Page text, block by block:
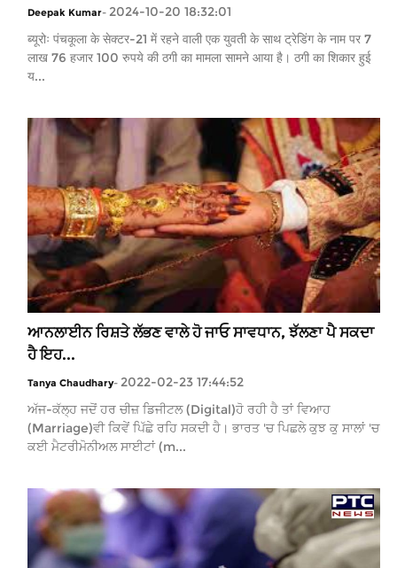
Deepak Kumar- 2024-10-20 18:32:01
ब्यूरोः पंचकूला के सेक्टर-21 में रहने वाली एक युवती के साथ ट्रेडिंग के नाम पर 7
लाख 76 हजार 100 रुपये की ठगी का मामला सामने आया है। ठगी का शिकार हुई
य...
ਆਨਲਾਈਨ ਰਿਸ਼ਤੇ ਲੱਭਣ ਵਾਲੇ ਹੋ ਜਾਓ ਸਾਵਧਾਨ, ਝੱਲਣਾ ਪੈ ਸਕਦਾ
ਹੈ ਇਹ...
Tanya Chaudhary- 2022-02-23 17:44:52
ਅੱਜ-ਕੱਲ੍ਹ ਜਦੋਂ ਹਰ ਚੀਜ਼ ਡਿਜੀਟਲ (Digital)ਹੋ ਰਹੀ ਹੈ ਤਾਂ ਵਿਆਹ
(Marriage)ਵੀ ਕਿਵੇਂ ਪਿੱਛੇ ਰਹਿ ਸਕਦੀ ਹੈ। ਭਾਰਤ 'ਚ ਪਿਛਲੇ ਕੁਝ ਕੁ ਸਾਲਾਂ 'ਚ
ਕਈ ਮੈਟਰੀਮੋਨੀਅਲ ਸਾਈਟਾਂ (m...